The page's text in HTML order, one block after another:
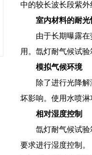
中的较长波长段紫
室内材料的耐光
由于长期曝露
用。氙灯耐气候试
模拟气候环境
除了进行光降
坏影响。使用水喷
相对湿度控制
氙灯耐气候试
要求进行湿度控制。